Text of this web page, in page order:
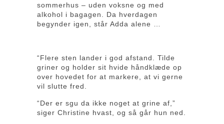
sommerhus – uden voksne og med
alkohol i bagagen. Da hverdagen
begynder igen, står Adda alene …
“Flere sten lander i god afstand. Tilde
griner og holder sit hvide håndklæde op
over hovedet for at markere, at vi gerne
vil slutte fred.
“Der er sgu da ikke noget at grine af,”
siger Christine hvast, og så går hun ned.